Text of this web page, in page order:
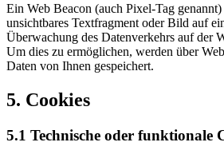
Ein Web Beacon (auch Pixel-Tag
unsichtbares Textfragment oder Bild auf
Überwachung des Datenverkehrs auf der
Um dies zu ermöglichen, werden über
Daten von Ihnen gespeichert.
5. Cookies
5.1 Technische oder funktionale